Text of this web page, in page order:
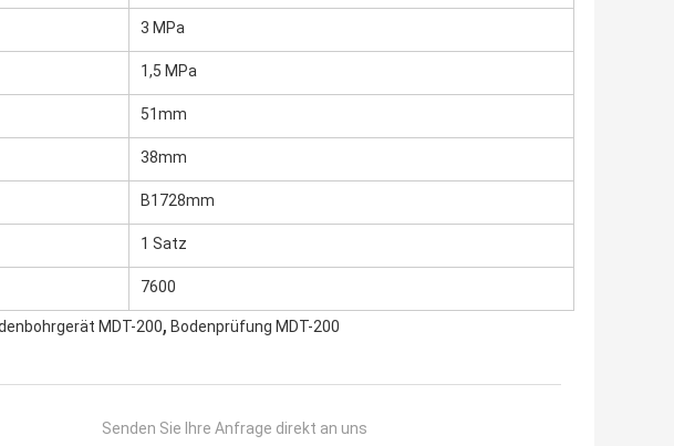
3 MPa
1,5 MPa
51mm
38mm
B1728mm
1 Satz
7600
MDT-200, Bodenprüfung MDT-200
Senden Sie Ihre Anfrage direkt an uns